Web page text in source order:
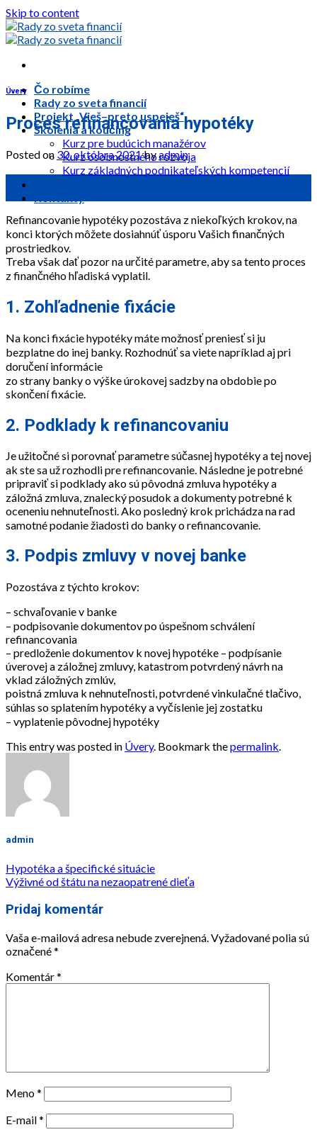
Skip to content
Čo robíme
Rady zo sveta financií
Projekt „Vieš–preto uspeješ“
Školenia a koučing
Kurz pre budúcich manažérov
Kurz osobnostného rozvoja
Kurz základných podnikateľských kompetencií
Úvery
Proces refinancovania hypotéky
Posted on 30. októbra 2021byadmin
okt
Refinancovanie hypotéky pozostáva z niekoľkých krokov, na
konci ktorých môžete dosiahnúť úsporu Vašich finančných
prostriedkov.
Treba však dať pozor na určité parametre, aby sa tento proces
z finančného hľadiská vyplatil.
1. Zohľadnenie fixácie
Na konci fixácie hypotéky máte možnosť preniesť si ju
bezplatne do inej banky. Rozhodnúť sa viete napríklad aj pri
doručení informácie
zo strany banky o výške úrokovej sadzby na obdobie po
skončení fixácie.
2. Podklady k refinancovaniu
Je užitočné si porovnať parametre súčasnej hypotéky a tej novej
ak ste sa už rozhodli pre refinancovanie. Následne je potrebné
pripraviť si podklady ako sú pôvodná zmluva hypotéky a
záložná zmluva, znalecký posudok a dokumenty potrebné k
oceneniu nehnuteľnosti. Ako posledný krok prichádza na rad
samotné podanie žiadosti do banky o refinancovanie.
3. Podpis zmluvy v novej banke
Pozostáva z týchto krokov:
– schvaľovanie v banke
– podpisovanie dokumentov po úspešnom schválení
refinancovania
– predloženie dokumentov k novej hypotéke – podpísanie
úverovej a záložnej zmluvy, katastrom potvrdený návrh na
vklad záložných zmlúv,
poistná zmluva k nehnuteľnosti, potvrdené vinkulačné tlačivo,
súhlas so splatením hypotéky a vyčíslenie jej zostatku
– vyplatenie pôvodnej hypotéky
This entry was posted in Úvery. Bookmark thepermalink.
admin
Hypotéka a špecifické situácie
Výživné od štátu na nezaopatrené dieťa
Pridaj komentár
Vaša e-mailová adresa nebude zverejnená.Vyžadované polia sú
označené*
Komentár*
Meno*
E-mail*